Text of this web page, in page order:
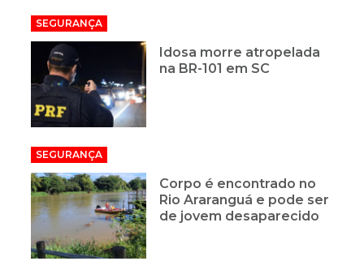
SEGURANÇA
Idosa morre atropelada
na BR-101 em SC
SEGURANÇA
Corpo é encontrado no
Rio Araranguá e pode ser
de jovem desaparecido